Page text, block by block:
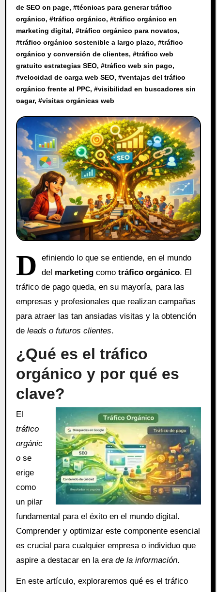
de SEO on page, #técnicas para generar tráfico
orgánico, #tráfico orgánico, #tráfico orgánico en
marketing digital, #tráfico orgánico para novatos,
#tráfico orgánico sostenible a largo plazo, #tráfico
orgánico y conversión de clientes, #tráfico web
gratuito estrategias SEO, #tráfico web sin pago,
#velocidad de carga web SEO, #ventajas del tráfico
orgánico frente al PPC, #visibilidad en buscadores sin
pagar, #visitas orgánicas web
D
efiniendo lo que se entiende, en el mundo
del marketingcomo tráfico orgánico. El
tráfico de pago queda, en su mayoría, para las
empresas y profesionales que realizan campañas
para atraer las tan ansiadas visitas y la obtención
deleads o futuros clientes.
¿Qué es el tráfico
orgánico y por qué es
clave?
El
tráfico
orgánic
ose
erige
como
un pilar
fundamental para el éxito en el mundo digital.
Comprender y optimizar este componente esencial
es crucial para cualquier empresa o individuo que
aspire a destacar en la era de la información.
En este artículo, exploraremos qué es el tráfico